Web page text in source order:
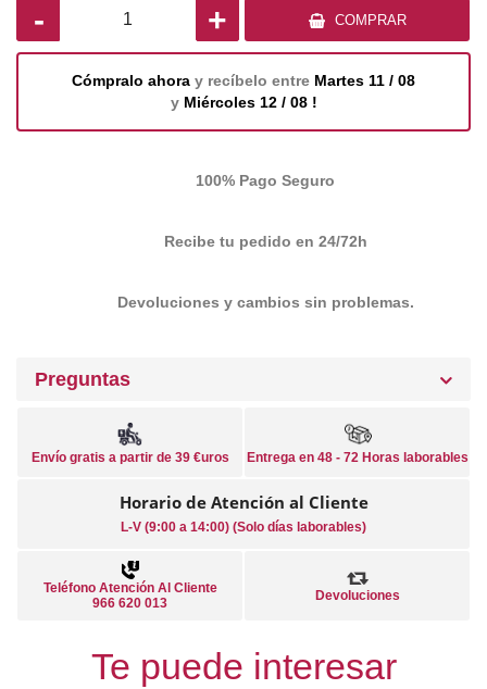
- + COMPRAR
Cómpralo ahora y recíbelo entre Martes 11 / 08
y Miércoles 12 / 08 !
100% Pago Seguro
Recibe tu pedido en 24/72h
Devoluciones y cambios sin problemas.
Preguntas
Envío gratis a partir de 39 €uros Entrega en 48 - 72 Horas laborables
Horario de Atención al Cliente
L-V (9:00 a 14:00) (Solo días laborables)
Teléfono Atención Al Cliente
966 620 013
Devoluciones
Te puede interesar